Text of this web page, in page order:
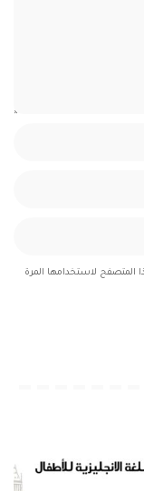
المتصفح لاستخدامها المرة